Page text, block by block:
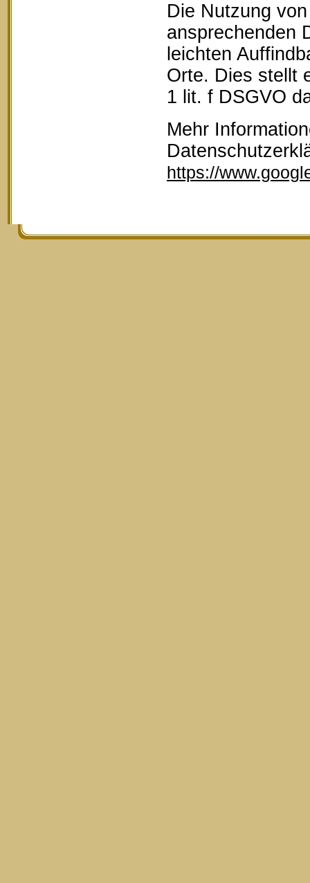
Die Nutzung
ansprechenden
leichten
Orte. Dies stellt
1 lit. f DSGVO
Mehr
https://